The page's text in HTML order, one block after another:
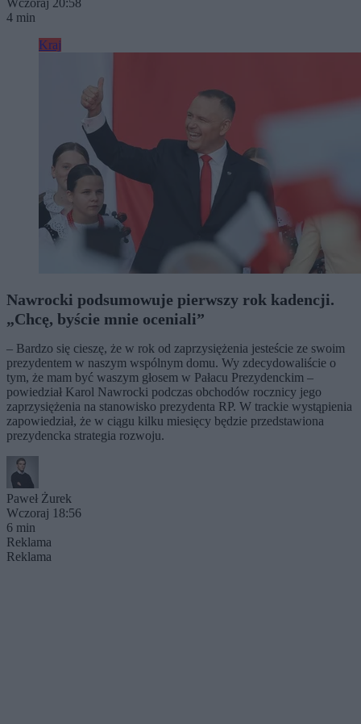
4 min
Kraj
Nawrocki podsumowuje pierwszy rok kadencji.
„Chcę, byście mnie oceniali”
– Bardzo się cieszę, że w rok od zaprzysiężenia jesteście ze swoim
prezydentem w naszym wspólnym domu. Wy zdecydowaliście o
tym, że mam być waszym głosem w Pałacu Prezydenckim –
powiedział Karol Nawrocki podczas obchodów rocznicy jego
zaprzysiężenia na stanowisko prezydenta RP. W trackie wystąpienia
zapowiedział, że w ciągu kilku miesięcy będzie przedstawiona
prezydencka strategia rozwoju.
Paweł Żurek
Wczoraj 18:56
6 min
Reklama
Reklama